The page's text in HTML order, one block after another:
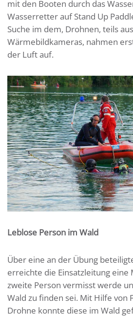
mit den Booten durch das
Wasserretter auf Stand Up
Suche im dem, Drohnen, teils
Wärmebildkameras, nahmen
der Luft auf.
Leblose Person im Wald
Über eine an der Übung
erreichte die Einsatzleitung eine
zweite Person vermisst werde
Wald zu finden sei. Mit Hilfe von
Drohne konnte diese im Wald